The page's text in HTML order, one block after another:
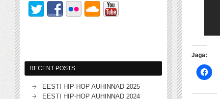
Jaga:
RECENT POSTS
EESTI HIP-HOP AUHINNAD 2025
EESTI HIP-HOP AUHINNAD 2024